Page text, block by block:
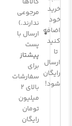
خرید
خود
اضافه
کنید
تا
ارسال
رایگان
شود!
مرجوعی
ندارند.)
ارسال با
پست
پیشتاز
برای
سفارشات
بالای 2
میلیون
تومان
رایگان